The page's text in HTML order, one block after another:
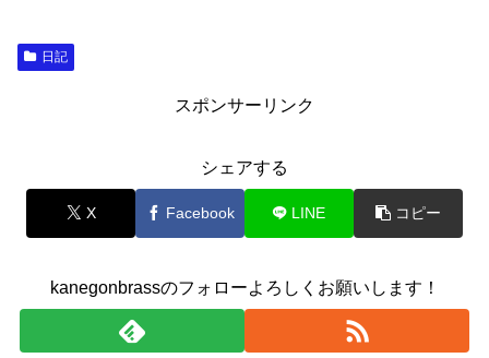
日記
スポンサーリンク
シェアする
X Facebook LINE コピー
kanegonbrassのフォローよろしくお願いします！